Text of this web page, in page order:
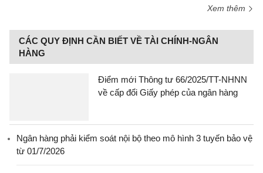
Xem thêm
CÁC QUY ĐỊNH CẦN BIẾT VỀ TÀI CHÍNH-NGÂN
HÀNG
Điểm mới Thông tư 66/2025/TT-NHNN
về cấp đổi Giấy phép của ngân hàng
Ngân hàng phải kiểm soát nội bộ theo mô hình 3 tuyến bảo vệ
từ 01/7/2026